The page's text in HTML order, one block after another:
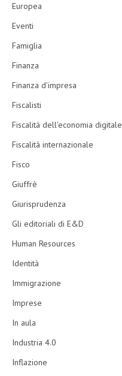
Europea
Eventi
Famiglia
Finanza
Finanza d'impresa
Fiscalisti
Fiscalità dell'economia digitale
Fiscalità internazionale
Fisco
Giuffrè
Giurisprudenza
Gli editoriali di E&D
Human Resources
Identità
Immigrazione
Imprese
In aula
Industria 4.0
Inflazione